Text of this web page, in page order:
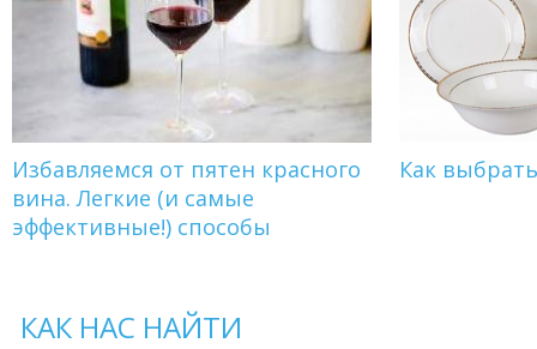
Избавляемся от пятен красного
вина. Легкие (и самые
эффективные!) способы
Как
КАК НАС НАЙТИ